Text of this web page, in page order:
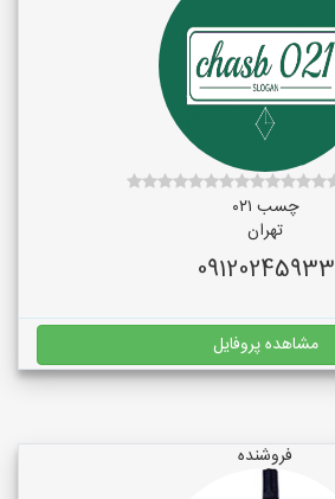
چسب ۰۲۱
تهران
09120245933
مشاهده پروفایل
فروشنده